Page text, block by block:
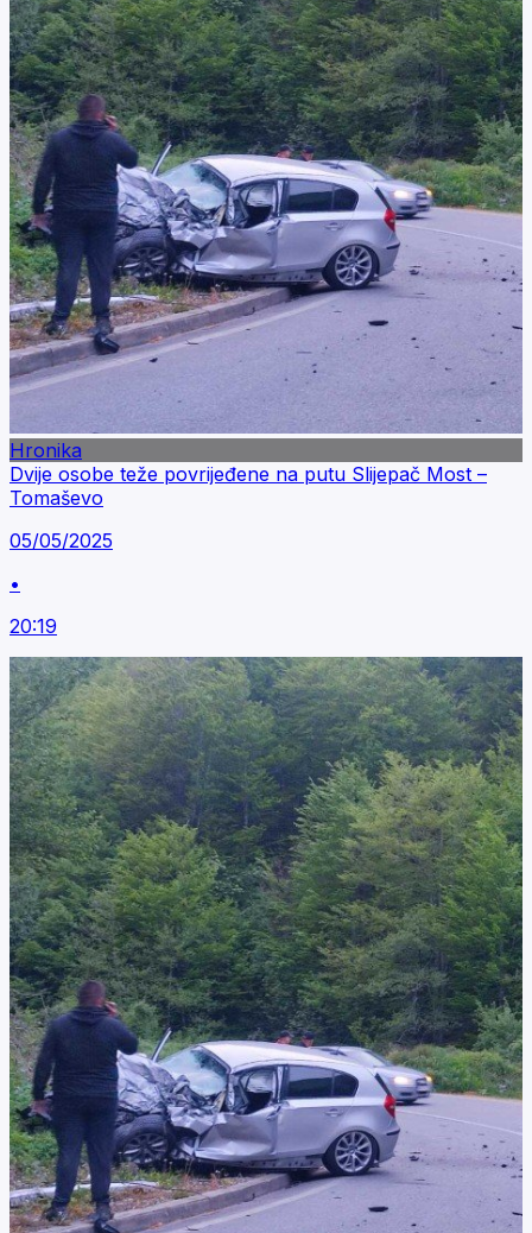
Hronika
Dvije osobe teže povrijeđene na putu Slijepač Most –
Tomaševo
05/05/2025
•
20:19